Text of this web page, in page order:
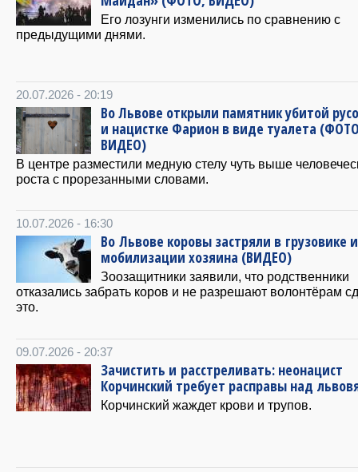
Его лозунги изменились по сравнению с
предыдущими днями.
20.07.2026 - 20:19
Во Львове открыли памятник убитой
и нацистке Фарион в виде туалета
ВИДЕО)
В центре разместили медную стелу чуть выше
роста с прорезанными словами.
10.07.2026 - 16:30
Во Львове коровы застряли в грузовике
мобилизации хозяина (ВИДЕО)
Зоозащитники заявили, что родственники
отказались забрать коров и не разрешают волонтёрам
это.
09.07.2026 - 20:37
Зачистить и расстреливать: неонацист
Корчинский требует расправы над
Корчинский жаждет крови и трупов.